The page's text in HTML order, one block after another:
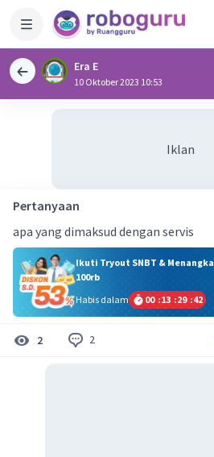
Era E
10 Oktober 2023 10:53
Iklan
Pertanyaan
apa yang dimaksud dengan servis
Ikuti Tryout SNBT &
100rb
Habis dalam
00 :13 :29 :41
2 2